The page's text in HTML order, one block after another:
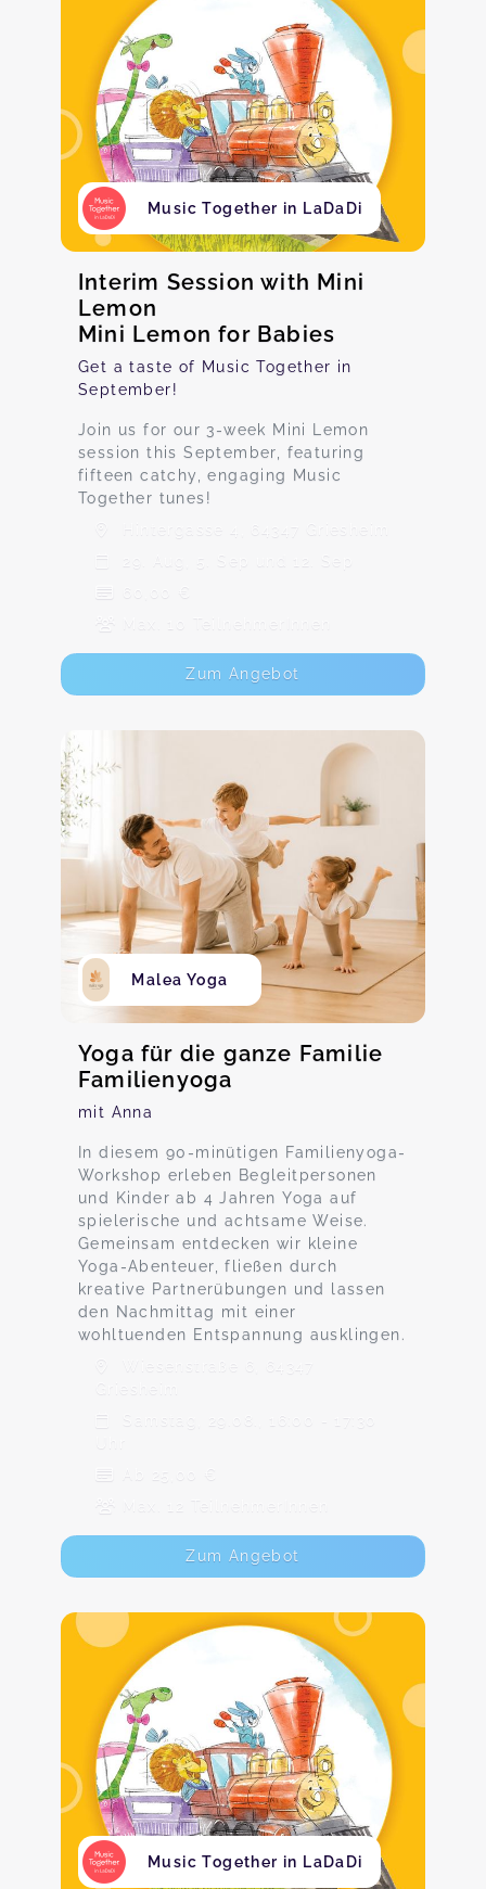
Music Together in LaDaDi
Interim Session with Mini
Lemon
Mini Lemon for Babies
Get a taste of Music Together in
September!
Join us for our 3-week Mini Lemon
session this September, featuring
fifteen catchy, engaging Music
Together tunes!
Hintergasse 4, 64347 Griesheim
29. Aug, 5. Sep und 12. Sep
60,00 €
Max. 10 TeilnehmerInnen
Zum Angebot
Malea Yoga
Yoga für die ganze Familie
Familienyoga
mit Anna
In diesem 90-minütigen Familienyoga-
Workshop erleben Begleitpersonen
und Kinder ab 4 Jahren Yoga auf
spielerische und achtsame Weise.
Gemeinsam entdecken wir kleine
Yoga-Abenteuer, fließen durch
kreative Partnerübungen und lassen
den Nachmittag mit einer
wohltuenden Entspannung ausklingen.
Wiesenstraße 6, 64347
Griesheim
Samstag, 29.08., 16:00 - 17:30
Ab 25,00 €
Max. 12 TeilnehmerInnen
Zum Angebot
Music Together in LaDaDi